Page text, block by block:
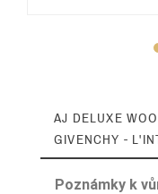
AJ DELUXE
GIVENCHY -
Poznámky k